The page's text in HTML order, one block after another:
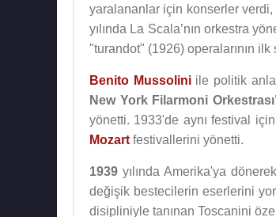
yaralananlar için konserler
yılında La Scala’nın orkestra
"turandot" (1926) operalarının ilk
Benito Mussoliniile politik
New York Filarmoni Orkestrası
yönetti. 1933'de aynı festival
Mozart festivallerini yönetti.
1939 yılında Amerika'ya
değişik bestecilerin eserlerini
disipliniyle tanınan Toscanini